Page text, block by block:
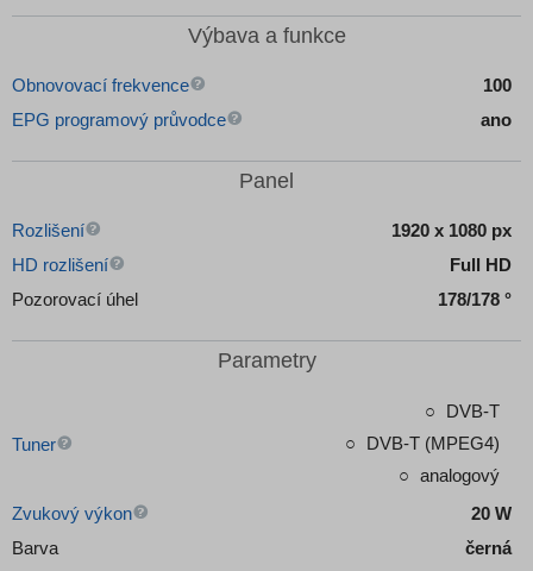
Výbava a funkce
Obnovovací frekvence
100
EPG programový průvodce
ano
Panel
Rozlišení
1920 x 1080 px
HD rozlišení
Full HD
Pozorovací úhel
178/178 °
Parametry
Tuner
DVB-T
DVB-T (MPEG4)
analogový
Zvukový výkon
20 W
Barva
černá